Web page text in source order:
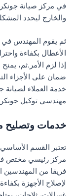
في مركز صيانة
والخارج ليحدد
ثم يقوم المهندس في
الأعطال بكفاءة
إذا لزم الأمر.ثم،
ضمان على الأجزاء
خدمة العملاء
مهندسي توكيل
خدمات وتصليح
تعتبر القسم
مركز رئيسي مختص في
فريقا من المهندسين
لإصلاح الأجهزة